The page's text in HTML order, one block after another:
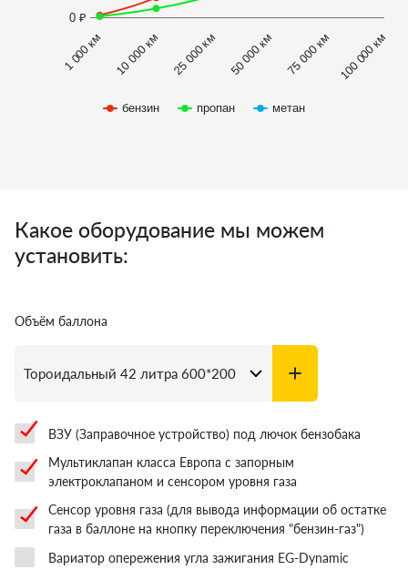
бензин пропан метан
1 000 км 10 000 км 25 000 км 50 000 км 75 000 км 100 000 км
0 ₽
Какое оборудование мы можем
установить:
Объём баллона
ВЗУ (Заправочное устройство) под лючок бензобака
Мультиклапан класса Европа с запорным
электроклапаном и сенсором уровня газа
Сенсор уровня газа (для вывода информации об остатке
газа в баллоне на кнопку переключения "бензин-газ")
Вариатор опережения угла зажигания EG-Dynamic